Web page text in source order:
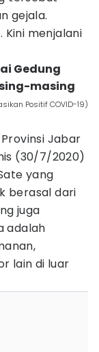
gejala.
Kini menjalani
Gedung
masing
Positif COVID-19)
Jabar
(30/7/2020)
yang
berasal dari
juga
adalah
lain di luar